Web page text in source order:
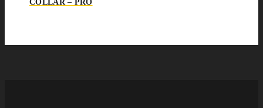
COLLAR – PRO